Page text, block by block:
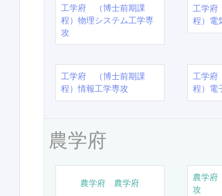
工学府 （博士前期課
程）物理システム工学専
攻
工学
程）電
工学府 （博士前期課
程）情報工学専攻
工学
程）電
農学府
農学府 農学府
農学
攻